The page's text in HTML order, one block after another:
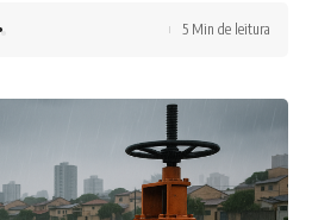
5 Min de leitura